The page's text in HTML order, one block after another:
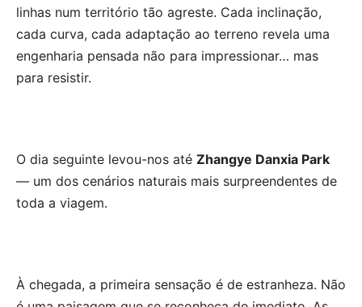
linhas num território tão agreste. Cada inclinação,
cada curva, cada adaptação ao terreno revela uma
engenharia pensada não para impressionar… mas
para resistir.
O dia seguinte levou-nos até Zhangye Danxia Park
— um dos cenários naturais mais surpreendentes de
toda a viagem.
À chegada, a primeira sensação é de estranheza. Não